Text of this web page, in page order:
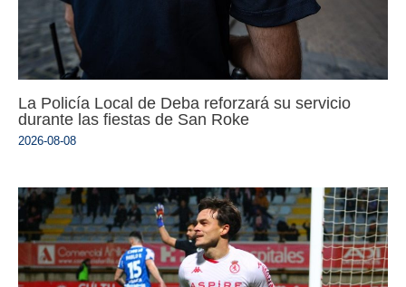
La Policía Local de Deba reforzará su servicio
durante las fiestas de San Roke
2026-08-08